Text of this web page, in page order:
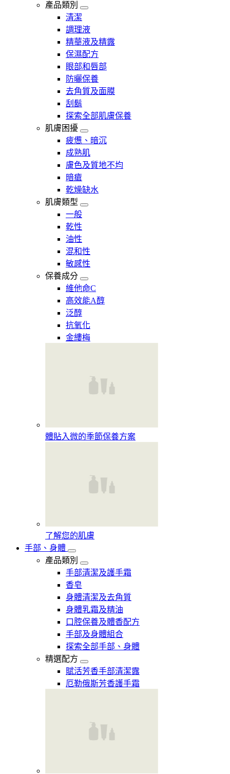
產品類別
清潔
調理液
精華液及精露
保濕配方
眼部和唇部
防曬保養
去角質及面膜
刮鬍
探索全部肌膚保養
肌膚困擾
疲憊、暗沉
成熟肌
膚色及質地不均
暗瘡​
乾燥缺水
肌膚類型
一般
乾性
油性
混和性
敏感性
保養成分
維他命C
高效能A醇
泛醇
抗氧化
金縷梅
體貼入微的季節保養方案
了解您的肌膚
手部、身體
產品類別
手部清潔及護手霜
香皂
身體清潔及去角質
身體乳霜及精油
口腔保養及體香配方
手部及身體組合
探索全部手部、身體
精選配方
賦活芳香手部清潔露
厄勒俄斯芳香護手霜